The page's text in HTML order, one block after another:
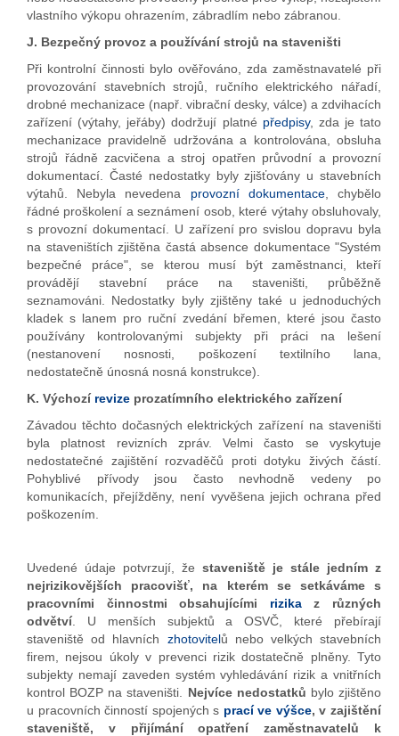
vlastního výkopu ohrazením, zábradlím nebo zábranou.
J. Bezpečný provoz a používání strojů na staveništi
Při kontrolní činnosti bylo ověřováno, zda zaměstnavatelé při
provozování stavebních strojů, ručního elektrického nářadí,
drobné mechanizace (např. vibrační desky, válce) a zdvihacích
zařízení (výtahy, jeřáby) dodržují platné předpisy, zda je tato
mechanizace pravidelně udržována a kontrolována, obsluha
strojů řádně zacvičena a stroj opatřen průvodní a provozní
dokumentací. Časté nedostatky byly zjišťovány u stavebních
výtahů. Nebyla nevedena provozní dokumentace, chybělo
řádné proškolení a seznámení osob, které výtahy obsluhovaly,
s provozní dokumentací. U zařízení pro svislou dopravu byla
na staveništích zjištěna častá absence dokumentace "Systém
bezpečné práce", se kterou musí být zaměstnanci, kteří
provádějí stavební práce na staveništi, průběžně
seznamováni. Nedostatky byly zjištěny také u jednoduchých
kladek s lanem pro ruční zvedání břemen, které jsou často
používány kontrolovanými subjekty při práci na lešení
(nestanovení nosnosti, poškození textilního lana,
nedostatečně únosná nosná konstrukce).
K. Výchozí revize prozatímního elektrického zařízení
Závadou těchto dočasných elektrických zařízení na staveništi
byla platnost revizních zpráv. Velmi často se vyskytuje
nedostatečné zajištění rozvaděčů proti dotyku živých částí.
Pohyblivé přívody jsou často nevhodně vedeny po
komunikacích, přejížděny, není vyvěšena jejich ochrana před
poškozením.
Uvedené údaje potvrzují, že staveniště je stále jedním z
nejrizikovějších pracovišť, na kterém se setkáváme s
pracovními činnostmi obsahujícími rizikaz různých
odvětví. U menších subjektů a OSVČ, které přebírají
staveniště od hlavních zhotovitelů nebo velkých stavebních
firem, nejsou úkoly v prevenci rizik dostatečně plněny. Tyto
subjekty nemají zaveden systém vyhledávání rizik a vnitřních
kontrol BOZP na staveništi.
Nejvíce nedostatků bylo zjištěno
u pracovních činností spojených s prací ve výšce, v zajištění
staveniště, v přijímání opatření zaměstnavatelů k